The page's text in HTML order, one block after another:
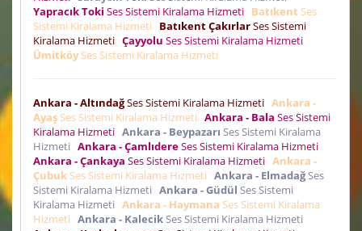
Yapracık Toki Ses Sistemi Kiralama Hizmeti Batıkent Ses
Sistemi Kiralama Hizmeti
Batıkent ÇakırlarSes Sistemi
Kiralama Hizmeti Çayyolu Ses Sistemi Kiralama Hizmeti
Ümitköy Ses Sistemi Kiralama Hizmeti
Ankara - AltındağSes Sistemi Kiralama Hizmeti Ankara -
Ayaş Ses Sistemi Kiralama Hizmeti Ankara - Bala Ses Sistemi
Kiralama Hizmeti Ankara - Beypazarı Ses Sistemi Kiralama
Hizmeti Ankara - ÇamlıdereSes Sistemi Kiralama Hizmeti
Ankara - Çankaya Ses Sistemi Kiralama Hizmeti Ankara -
Çubuk Ses Sistemi Kiralama Hizmeti Ankara - ElmadağSes
Sistemi Kiralama Hizmeti Ankara - Güdül Ses Sistemi
Kiralama Hizmeti Ankara - Haymana Ses Sistemi Kiralama
Hizmeti Ankara - KalecikSes Sistemi Kiralama Hizmeti